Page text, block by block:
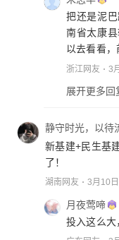
把还是泥
南省太康
以去看看
浙江网友 3
展开更多回
静守时光，以
新基建+民生基
了！
湖南网友 3月10日
月夜莺啼
投入这么大